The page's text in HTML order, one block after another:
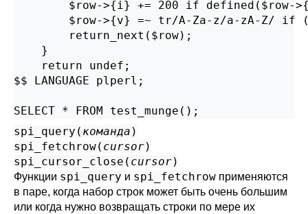
$row->{i} += 200 if defined($row-
$row->{v} =~ tr/A-Za-z/a-zA-Z/ if
        return_next($row);
    }
    return undef;
$$ LANGUAGE plperl;
SELECT * FROM test_munge();
spi_query( команда )
spi_fetchrow( cursor)
spi_cursor_close( cursor)
Функции spi_query и spi_fetchrow применяются
в паре, когда набор строк может быть очень большим
или когда нужно возвращать строки по мере их